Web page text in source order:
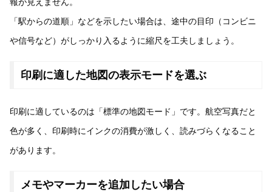
「駅からの道順」などを示したい場合は、途中の目印（コンビニ
や信号など）がしっかり入るように縮尺を工夫しましょう。
印刷に適した地図の表示モードを選ぶ
印刷に適しているのは「標準の地図モード」です。航空写真だと
色が多く、印刷時にインクの消費が激しく、読みづらくなること
があります。
メモやマーカーを追加したい場合